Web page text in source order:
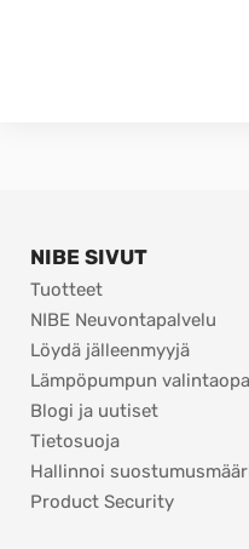
NIBE SIVUT
Tuotteet
NIBE Neuvontapalvelu
Löydä jälleenmyyjä
Lämpöpumpun
Blogi ja uutiset
Tietosuoja
Hallinnoi
Product Security